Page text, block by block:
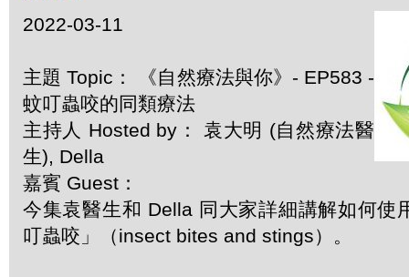
2022-03-11
主題 Topic： 《自然療法與你》- EP583 -
蚊叮蟲咬的同類療法
主持人 Hosted by： 袁大明 (自然療法醫
生), Della
嘉賓 Guest：
今集袁醫生和 Della 同大家詳細講解如何使
叮蟲咬」（insect bites and stings）。